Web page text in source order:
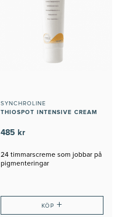
SYNCHROLINE
THIOSPOT INTENSIVE CREAM
485 kr
24 timmarscreme som jobbar på
pigmenteringar
KÖP +